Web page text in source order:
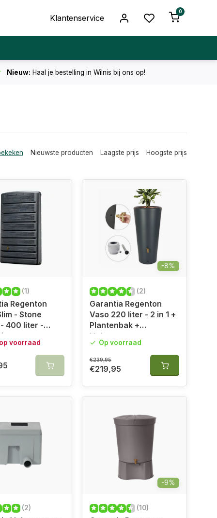
Klantenservice
0
Nieuw: Haal je bestelling in Wilnis bij ons op!
Nieuwste producten Laagste prijs Hoogste prijs
(1)
Regenton
- Stone
400 liter -
voorraad
-8%
(2)
Garantia Regenton
Vaso 220 liter - 2 in 1 +
Plantenbak +
Vulautomaat
Op voorraad
€239,95
€219,95
(2)
-9%
(10)